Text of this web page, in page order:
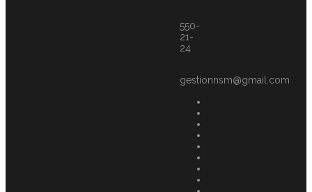
550-
21-
24
gestionnsm@gmail.com